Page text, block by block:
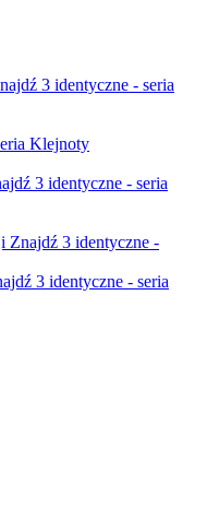
3 identyczne - seria
Klejnoty
3 identyczne - seria
Znajdź 3 identyczne -
3 identyczne - seria